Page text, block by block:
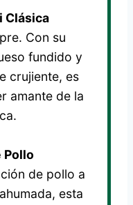
Clásica
Con su
fundido y
crujiente, es
amante de la
Pollo
de pollo a
esta